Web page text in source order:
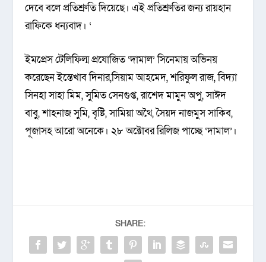
দেবে বলে প্রতিশ্রুতি দিয়েছে। এই প্রতিশ্রুতির জন্য রায়হান
রাফিকে ধন্যবাদ। ‘
ইমপ্রেস টেলিফিল্ম প্রযোজিত ‘দামাল’ সিনেমায় অভিনয়
করেছেন ইন্তেখাব দিনার,সিয়াম আহমেদ, শরিফুল রাজ, বিদ্যা
সিনহা সাহা মিম, সুমিত সেনগুপ্ত, রাশেদ মামুন অপু, সাঈদ
বাবু, শাহনাজ সুমি, বৃষ্টি, সামিয়া অথৈ, সৈয়দ নাজমুস সাকিব,
পূজাসহ আরো অনেকে। ২৮ অক্টোবর রিলিজ পাচ্ছে ‘দামাল’।
SHARE: